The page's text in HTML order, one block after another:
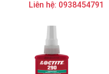
Liên hệ: 0938454791